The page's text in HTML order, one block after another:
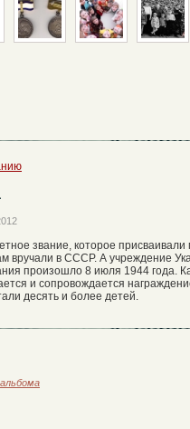
звание, которое
вручали в СССР. А учреждение
произошло 8 июля 1944 года.
и сопровождается
десять и более детей.